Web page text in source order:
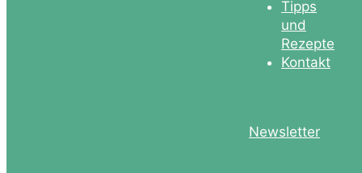
Tipps
und
Rezepte
Kontakt
Newsletter